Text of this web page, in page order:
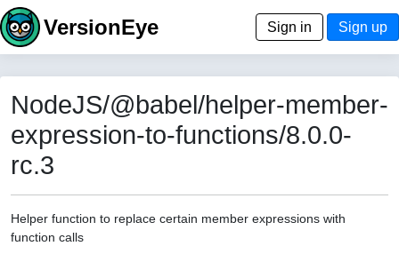
VersionEye Sign in Sign up
NodeJS/@babel/helper-member-
expression-to-functions/8.0.0-
rc.3
Helper function to replace certain member expressions with
function calls